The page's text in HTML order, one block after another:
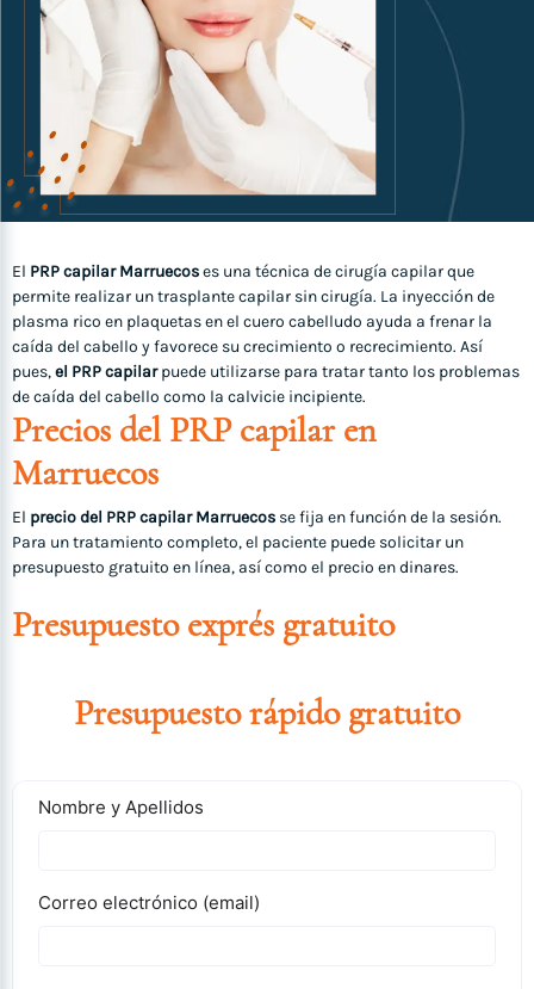
El PRP capilar Marruecoses una técnica de cirugía capilar que
permite realizar un trasplante capilar sin cirugía. La inyección de
plasma rico en plaquetas en el cuero cabelludo ayuda a frenar la
caída del cabello y favorece su crecimiento o recrecimiento. Así
pues,el PRP capilarpuede utilizarse para tratar tanto los problemas
de caída del cabello como la calvicie incipiente.
Precios del PRP capilar en
Marruecos
El precio del PRP capilar Marruecos se fija en función de la sesión.
Para un tratamiento completo, el paciente puede solicitar un
presupuesto gratuito en línea, así como el precio en dinares.
Presupuesto exprés gratuito
Presupuesto rápido gratuito